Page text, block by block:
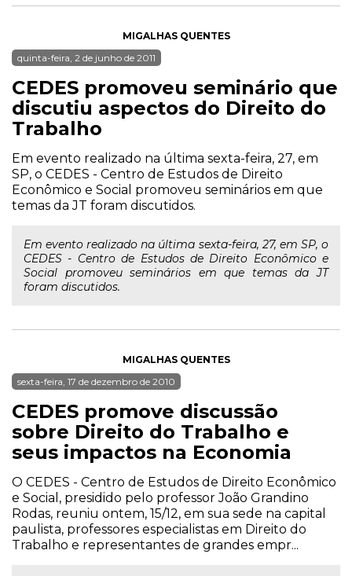
MIGALHAS QUENTES
quinta-feira, 2 de junho de 2011
CEDES promoveu seminário que
discutiu aspectos do Direito do
Trabalho
Em evento realizado na última sexta-feira, 27, em
SP, o CEDES - Centro de Estudos de Direito
Econômico e Social promoveu seminários em que
temas da JT foram discutidos.
Em evento realizado na última sexta-feira, 27, em SP, o
CEDES - Centro de Estudos de Direito Econômico e
Social promoveu seminários em que temas da JT
foram discutidos.
MIGALHAS QUENTES
sexta-feira, 17 de dezembro de 2010
CEDES promove discussão
sobre Direito do Trabalho e
seus impactos na Economia
O CEDES - Centro de Estudos de Direito Econômico
e Social, presidido pelo professor João Grandino
Rodas, reuniu ontem, 15/12, em sua sede na capital
paulista, professores especialistas em Direito do
Trabalho e representantes de grandes empr...